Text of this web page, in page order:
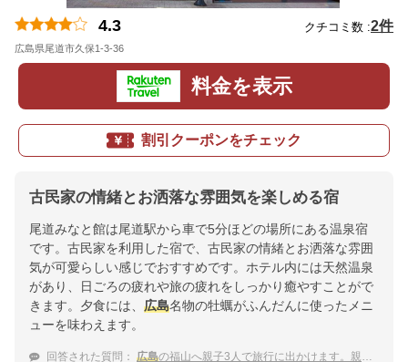
4.3 クチコミ数 :2件
広島県尾道市久保1-3-36
料金を表示
割引クーポンをチェック
古民家の情緒とお洒落な雰囲気を楽しめる宿
尾道みなと館は尾道駅から車で5分ほどの場所にある温泉宿
です。古民家を利用した宿で、古民家の情緒とお洒落な雰囲
気が可愛らしい感じでおすすめです。ホテル内には天然温泉
があり、日ごろの疲れや旅の疲れをしっかり癒やすことがで
きます。夕食には、 広島名物の牡蠣がふんだんに使ったメニ
ューを味わえます。
回答された質問： 広島の福山へ親子3人で旅行に出かけます。親子にピッタリなタイプのおすすめ宿を教えて下さい